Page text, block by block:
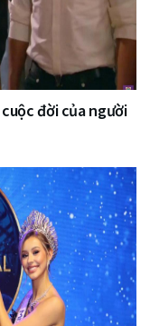
đời của người